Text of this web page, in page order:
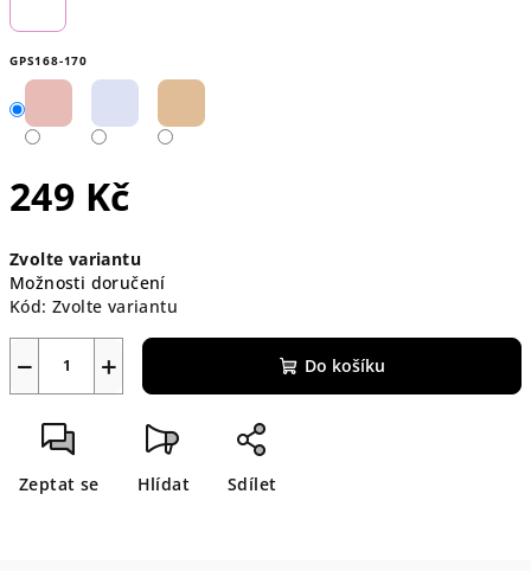
GPS168-170
249 Kč
cena:
Zvolte variantu
Možnosti doručení
Kód: Zvolte variantu
+
− Do košíku
Zeptat se Hlídat Sdílet